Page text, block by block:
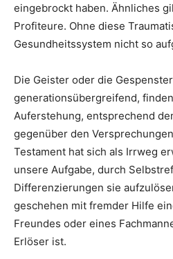
eingebrockt haben. Ähnliches
Profiteure. Ohne diese
Gesundheitssystem nicht so
Die Geister oder die
generationsübergreifend,
Auferstehung, entsprechend
gegenüber den
Testament hat sich als Irrweg
unsere Aufgabe, durch
Differenzierungen sie
geschehen mit fremder Hilfe
Freundes oder eines
Erlöser ist.